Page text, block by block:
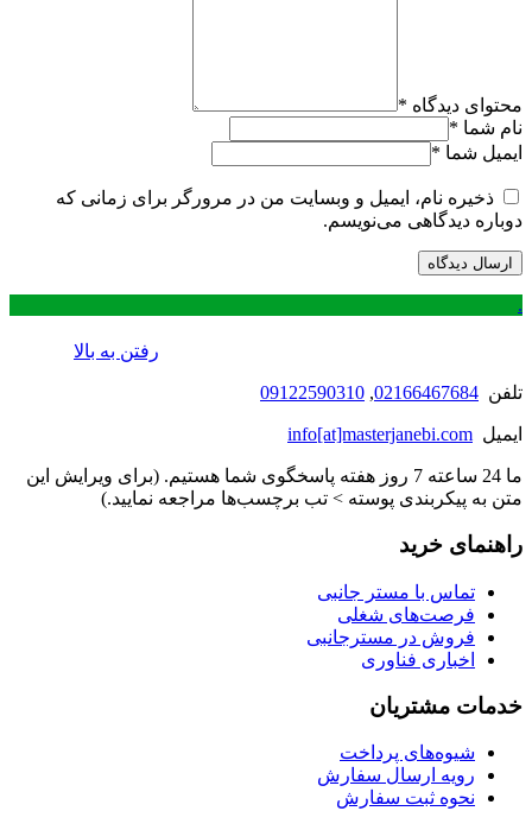
محتوای دیدگاه *
نام شما *
ایمیل شما *
ذخیره نام، ایمیل و وبسایت من در مرورگر برای زمانی که
دوباره دیدگاهی می‌نویسم.
.
رفتن به بالا
تلفن 02166467684
,
09122590310
ایمیل info[at]masterjanebi.com
ما 24 ساعته 7 روز هفته پاسخگوی شما هستیم. (برای ویرایش این
متن به پیکربندی پوسته > تب برچسب‌ها مراجعه نمایید.)
راهنمای خرید
تماس با مستر جانبی
فرصت‌های شغلی
فروش در مسترجانبی
اخباری فناوری
خدمات مشتریان
شیوه‌های پرداخت
رویه ارسال سفارش
نحوه ثبت سفارش